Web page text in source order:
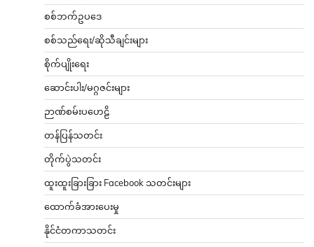
စစ်ဘက်ဥပဒေ
စစ်သည်ရေး/ဆိုသီချင်းများ
စိုက်ပျိုးရေး
ဆောင်းပါး/မဂ္ဂဇင်းများ
ဉာဏ်စမ်းပဟေဠိ
တန်ပြန်သတင်း
တိုက်ပွဲသတင်း
ထူးထူးခြားခြား Facebook သတင်းများ
ထောက်ခံအားပေးမှု
နိုင်ငံတကာသတင်း